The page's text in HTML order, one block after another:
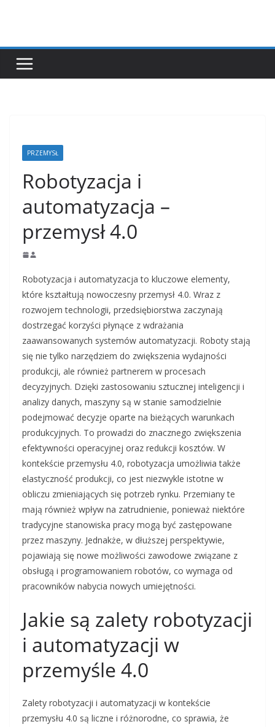
PRZEMYSŁ
Robotyzacja i
automatyzacja –
przemysł 4.0
Robotyzacja i automatyzacja to kluczowe elementy,
które kształtują nowoczesny przemysł 4.0. Wraz z
rozwojem technologii, przedsiębiorstwa zaczynają
dostrzegać korzyści płynące z wdrażania
zaawansowanych systemów automatyzacji. Roboty stają
się nie tylko narzędziem do zwiększenia wydajności
produkcji, ale również partnerem w procesach
decyzyjnych. Dzięki zastosowaniu sztucznej inteligencji i
analizy danych, maszyny są w stanie samodzielnie
podejmować decyzje oparte na bieżących warunkach
produkcyjnych. To prowadzi do znacznego zwiększenia
efektywności operacyjnej oraz redukcji kosztów. W
kontekście przemysłu 4.0, robotyzacja umożliwia także
elastyczność produkcji, co jest niezwykle istotne w
obliczu zmieniających się potrzeb rynku. Przemiany te
mają również wpływ na zatrudnienie, ponieważ niektóre
tradycyjne stanowiska pracy mogą być zastępowane
przez maszyny. Jednakże, w dłuższej perspektywie,
pojawiają się nowe możliwości zawodowe związane z
obsługą i programowaniem robotów, co wymaga od
pracowników nabycia nowych umiejętności.
Jakie są zalety robotyzacji
i automatyzacji w
przemyśle 4.0
Zalety robotyzacji i automatyzacji w kontekście
przemysłu 4.0 są liczne i różnorodne, co sprawia, że